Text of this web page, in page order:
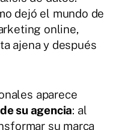
dejó el mundo de
online,
ajena y después
aparece
su agencia: al
su marca